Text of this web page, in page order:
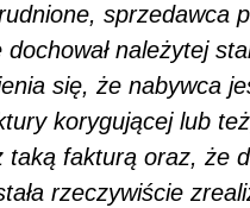
sprzedawca
należytej
się, że nabywca
korygującej lub
taką fakturą oraz, że
rzeczywiście